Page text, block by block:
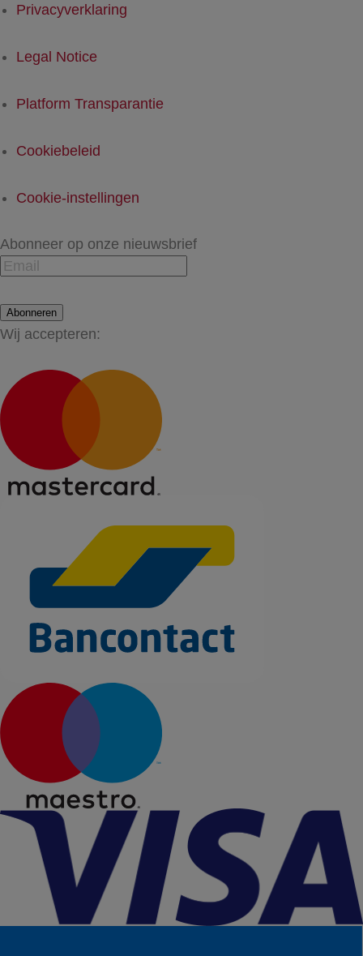
Privacyverklaring
Legal Notice
Platform Transparantie
Cookiebeleid
Cookie-instellingen
Abonneer op onze nieuwsbrief
Abonneren
Wij accepteren: